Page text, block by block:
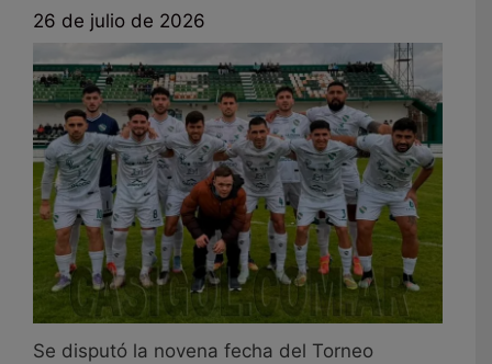
26 de julio de 2026
Se disputó la novena fecha del Torneo